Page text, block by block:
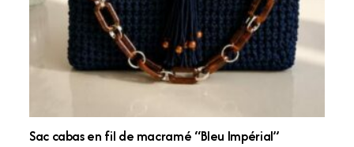
Sac cabas en fil de macramé “Bleu Impérial”